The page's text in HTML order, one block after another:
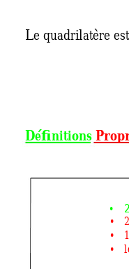
Le quadrilatère est
Définitions
•
•
•
•